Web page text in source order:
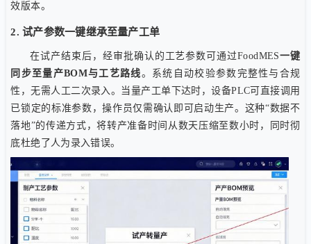
效版本。
2. 试产参数一键继承至量产工单
在试产结束后，经审批确认的工艺参数可通过FoodMES一键
同步至量产BOM与工艺路线。系统自动校验参数完整性与合规
性，无需人工二次录入。当量产工单下达时，设备PLC可直接调用
已锁定的标准参数，操作员仅需确认即可启动生产。这种“数据不
落地”的传递方式，将转产准备时间从数天压缩至数小时，同时彻
底杜绝了人为录入错误。